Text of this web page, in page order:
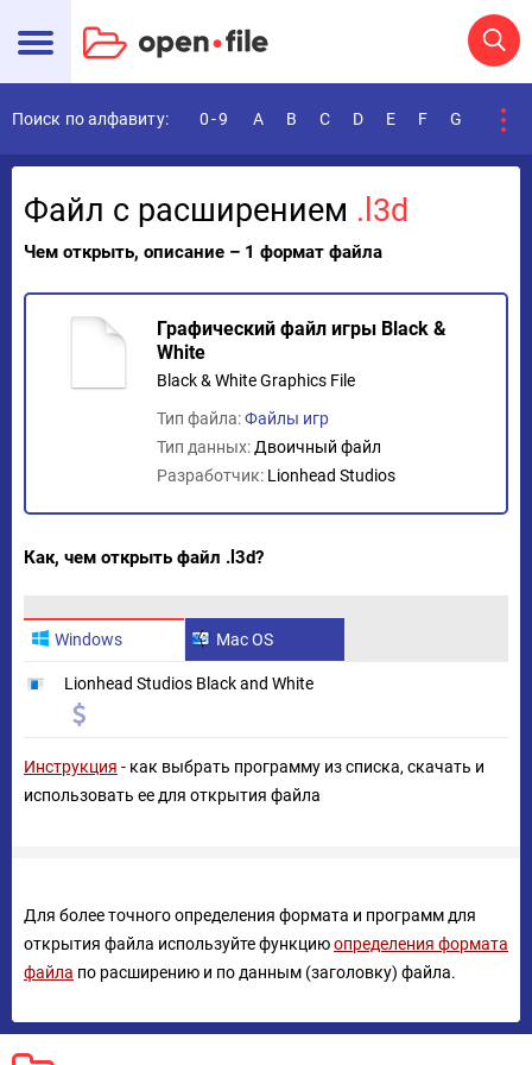
Поиск по алфавиту: 0-9 A B C D E F G
Файл с расширением .l3d
Чем открыть, описание – 1 формат файла
Графический файл игры Black &
White
Black & White Graphics File
Тип файла:Файлы игр
Тип данных: Двоичный файл
Разработчик: Lionhead Studios
Как, чем открыть файл .l3d?
Windows Mac OS
Lionhead Studios Black and White
Инструкция - как выбрать программу из списка, скачать и
использовать ее для открытия файла
Для более точного определения формата и программ для
открытия файла используйте функциюопределения формата
файла по расширению и по данным (заголовку) файла.